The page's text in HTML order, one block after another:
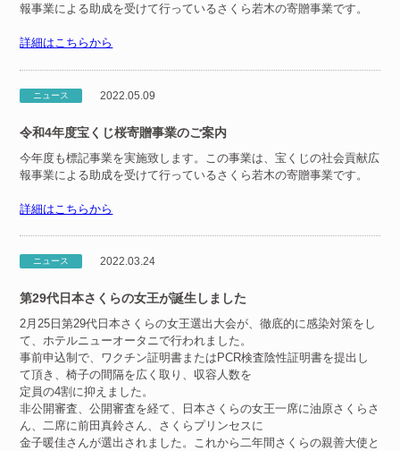
報事業による助成を受けて行っているさくら若木の寄贈事業です。
詳細はこちらから
ニュース 2022.05.09
令和4年度宝くじ桜寄贈事業のご案内
今年度も標記事業を実施致します。この事業は、宝くじの社会貢献広
報事業による助成を受けて行っているさくら若木の寄贈事業です。
詳細はこちらから
ニュース 2022.03.24
第29代日本さくらの女王が誕生しました
2月25日第29代日本さくらの女王選出大会が、徹底的に感染対策をし
て、ホテルニューオータニで行われました。
事前申込制で、ワクチン証明書またはPCR検査陰性証明書を提出し
て頂き、椅子の間隔を広く取り、収容人数を
定員の4割に抑えました。
非公開審査、公開審査を経て、日本さくらの女王一席に油原さくらさ
ん、二席に前田真鈴さん、さくらプリンセスに
金子暖佳さんが選出されました。これから二年間さくらの親善大使と